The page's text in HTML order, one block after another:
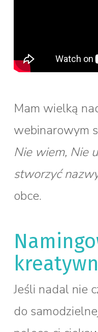
Mam wielką
webinarowym
Nie wiem, Nie
stworzyć
obce.
Jeśli nadal nie
do